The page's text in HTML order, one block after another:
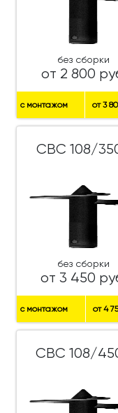
без сборки
от 2 800
с монтажом от 3
СВС 108/
без сборки
от 3 450
с монтажом от 4
СВС 108/